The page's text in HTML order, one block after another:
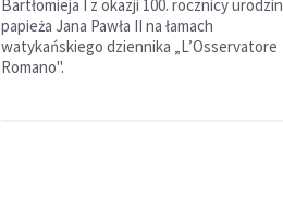
Bartłomieja I z okazji 100. rocznicy urodzin
papieża Jana Pawła II na łamach
watykańskiego dziennika „L’Osservatore
Romano".